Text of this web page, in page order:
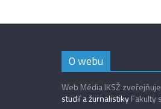
O webu
Web Média IKSŽ
studií a žurnalistikyFakulty